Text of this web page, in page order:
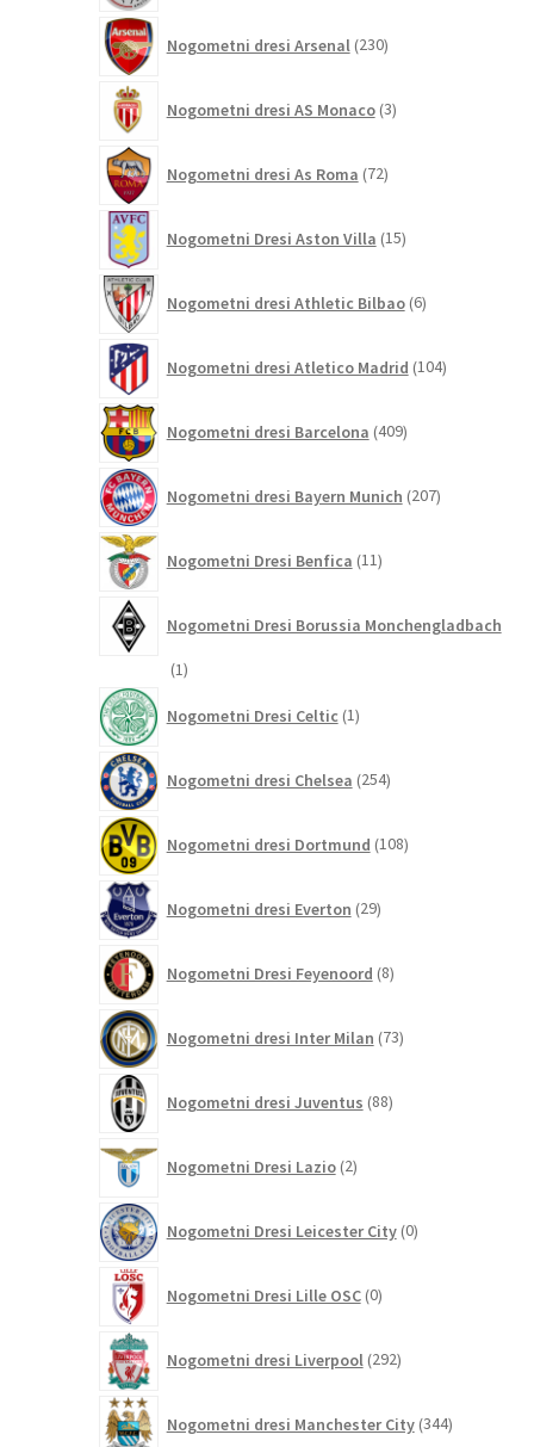
Nogometni dresi Arsenal 230izdelkov
Nogometni dresi AS Monaco 3izdelki
Nogometni dresi As Roma 72izdelkov
Nogometni Dresi Aston Villa 15izdelkov
Nogometni dresi Athletic Bilbao 6izdelkov
Nogometni dresi Atletico Madrid 104izdelki
Nogometni dresi Barcelona 409izdelkov
Nogometni dresi Bayern Munich 207izdelkov
Nogometni Dresi Benfica 11izdelkov
Nogometni Dresi Borussia Monchengladbach
11
Nogometni Dresi Celtic 1izdelek
Nogometni dresi Chelsea 254izdelkov
Nogometni dresi Dortmund 108izdelkov
Nogometni dresi Everton 29izdelkov
Nogometni Dresi Feyenoord 8izdelkov
Nogometni dresi Inter Milan 73izdelkov
Nogometni dresi Juventus 88izdelkov
Nogometni Dresi Lazio 2izdelka
Nogometni Dresi Leicester City 0izdelkov
Nogometni Dresi Lille OSC 0izdelkov
Nogometni dresi Liverpool 292izdelkov
Nogometni dresi Manchester City 344izdelkov